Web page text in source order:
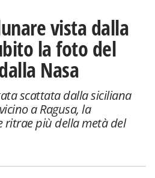
vista dalla
la foto del
Nasa
scattata dalla siciliana
a Ragusa, la
più della metà del